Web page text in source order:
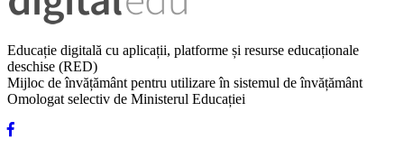
Educație digitală cu aplicații, platforme și resurse educaționale
deschise (RED)
Mijloc de învățământ pentru utilizare în sistemul de învățământ
Omologat selectiv de Ministerul Educației